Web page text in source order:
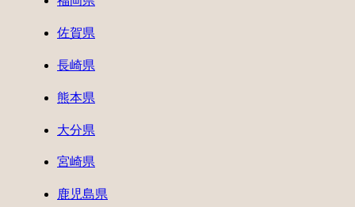
佐賀県
長崎県
熊本県
大分県
宮崎県
鹿児島県